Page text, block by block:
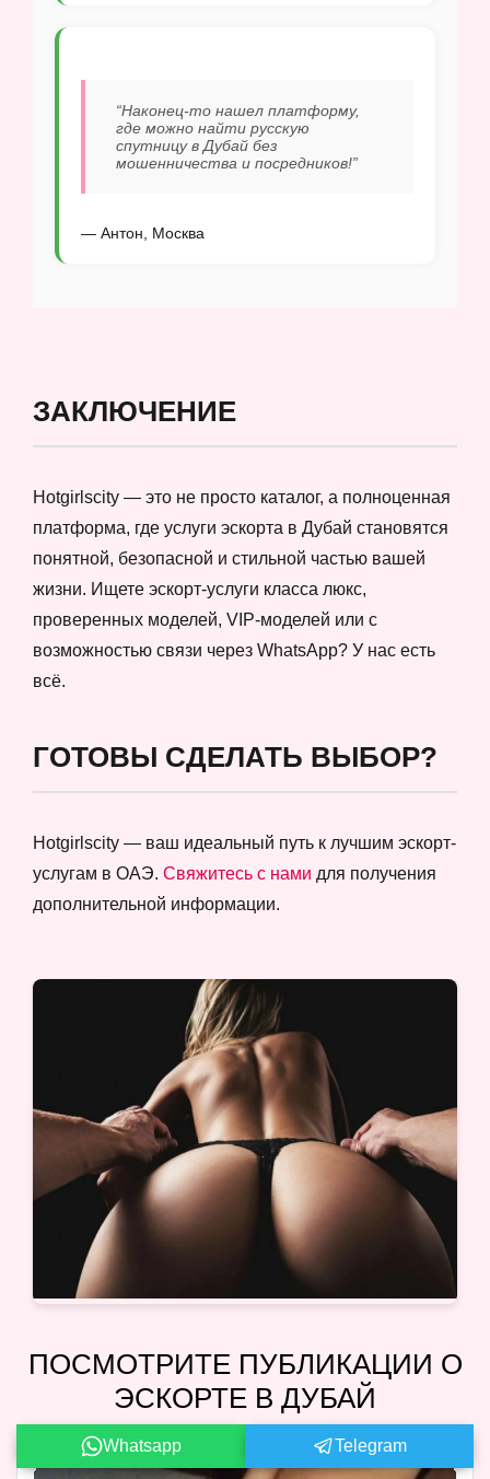
“Наконец-то нашел платформу,
где можно найти русскую
спутницу в Дубай без
мошенничества и посредников!”
— Антон, Москва
ЗАКЛЮЧЕНИЕ
Hotgirlscity — это не просто каталог, а полноценная
платформа, где услуги эскорта в Дубай становятся
понятной, безопасной и стильной частью вашей
жизни. Ищете эскорт-услуги класса люкс,
проверенных моделей, VIP-моделей или с
возможностью связи через WhatsApp? У нас есть
всё.
ГОТОВЫ СДЕЛАТЬ ВЫБОР?
Hotgirlscity — ваш идеальный путь к лучшим эскорт-
услугам в ОАЭ. Свяжитесь с нами для получения
дополнительной информации.
ПОСМОТРИТЕ ПУБЛИКАЦИИ О
ЭСКОРТЕ В ДУБАЙ
Whatsapp Telegram